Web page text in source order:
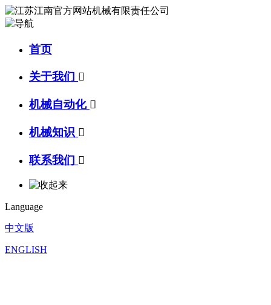
首页
关于我们 
机械自动化 
机械知识 
联系我们 
Language
中文版
ENGLISH